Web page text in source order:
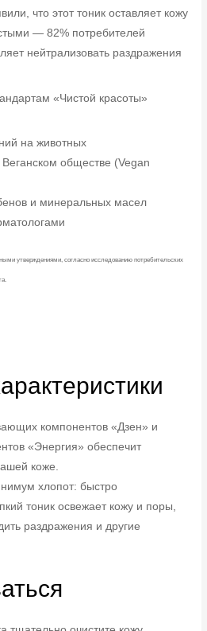
что этот тоник оставляет кожу
— 82% потребителей
нейтрализовать раздражения
«Чистой красоты»
на животных
Веганском обществе (Vegan
и минеральных масел
утверждениями, согласно исследованию потребительских
компонентов «Дзен» и
«Энергия» обеспечит
коже.
хлопот: быстро
тоник освежает кожу и поры,
раздражения и другие